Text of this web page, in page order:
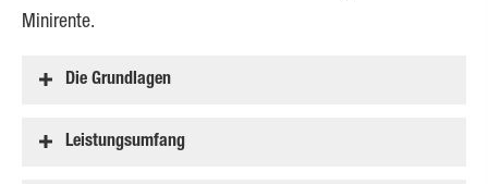
Minirente.
Die Grundlagen
Leistungsumfang